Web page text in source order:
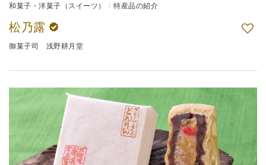
和菓子・洋菓子（スイーツ） 特産品の紹介
松乃露
御菓子司 浅野耕月堂